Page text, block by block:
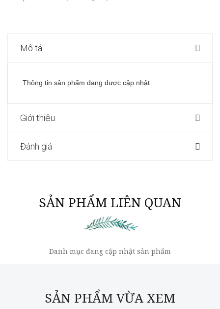
Mô tả
Thông tin sản phẩm đang được cập nhật
Giới thiệu
Đánh giá
SẢN PHẨM LIÊN QUAN
Danh mục đang cập nhật sản phẩm
SẢN PHẨM VỪA XEM